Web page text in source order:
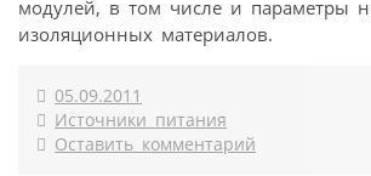
модулей, в том числе и параметры
изоляционных материалов.
05.09.2011
Источники питания
Оставить комментарий